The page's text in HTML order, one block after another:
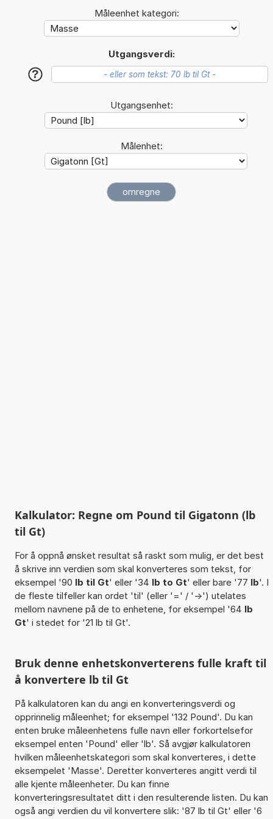
Måleenhet kategori:
Utgangsverdi:
?
Utgangsenhet:
Målenhet:
Kalkulator: Regne om Pound til Gigatonn (lb
til Gt)
For å oppnå ønsket resultat så raskt som mulig, er det best
å skrive inn verdien som skal konverteres som tekst, for
eksempel '90 lb til Gt' eller '34 lb to Gt' eller bare '77 lb'. I
de fleste tilfeller kan ordet 'til' (eller '=' / '->') utelates
mellom navnene på de to enhetene, for eksempel '64 lb
Gt' i stedet for '21 lb til Gt'.
Bruk denne enhetskonverterens fulle kraft til
å konvertere lb til Gt
På kalkulatoren kan du angi en konverteringsverdi og
opprinnelig måleenhet; for eksempel '132 Pound'. Du kan
enten bruke måleenhetens fulle navn eller forkortelsefor
eksempel enten 'Pound' eller 'lb'. Så avgjør kalkulatoren
hvilken måleenhetskategori som skal konverteres, i dette
eksempelet 'Masse'. Deretter konverteres angitt verdi til
alle kjente måleenheter. Du kan finne
konverteringsresultatet ditt i den resulterende listen. Du kan
også angi verdien du vil konvertere slik: '87 lb til Gt' eller '6